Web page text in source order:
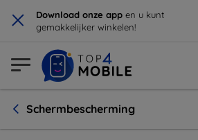
× Download onze app en u kunt
gemakkelijker winkelen!
Schermbescherming